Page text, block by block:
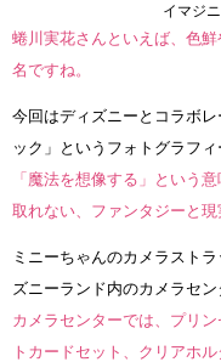
イマジ
蜷川実花さんといえば、色
名ですね。
今回はディズニーとコラボ
ック」というフォトグラフ
「魔法を想像する」という
取れない、ファンタジーと
ミニーちゃんのカメラスト
ズニーランド内のカメラセン
カメラセンターでは、プリ
トカードセット、クリアホ